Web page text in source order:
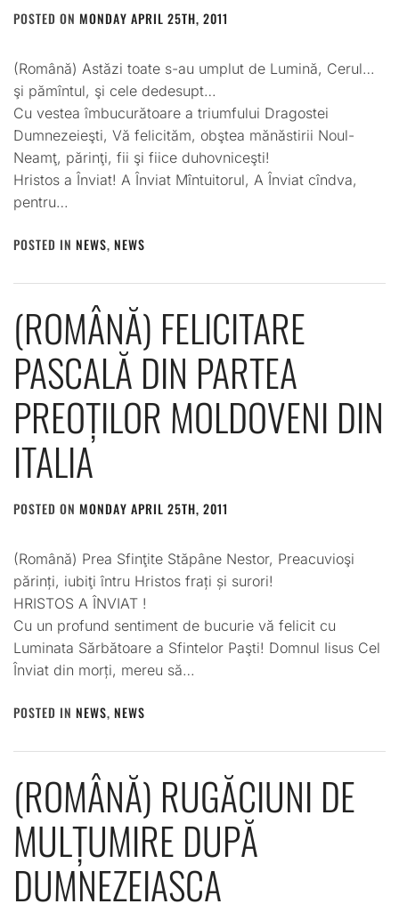
POSTED ON MONDAY APRIL 25TH, 2011
(Română) Astăzi toate s-au umplut de Lumină, Cerul…
şi pămîntul, şi cele dedesupt…
Cu vestea îmbucurătoare a triumfului Dragostei
Dumnezeieşti, Vă felicităm, obştea mănăstirii Noul-
Neamţ, părinţi, fii şi fiice duhovniceşti!
Hristos a Înviat! A Înviat Mîntuitorul, A Înviat cîndva,
pentru…
POSTED IN NEWS, NEWS
(ROMÂNĂ) FELICITARE
PASCALĂ DIN PARTEA
PREOȚILOR MOLDOVENI DIN
ITALIA
POSTED ON MONDAY APRIL 25TH, 2011
(Română) Prea Sfinţite Stăpâne Nestor, Preacuvioşi
părinți, iubiţi întru Hristos frați și surori!
HRISTOS A ÎNVIAT !
Cu un profund sentiment de bucurie vă felicit cu
Luminata Sărbătoare a Sfintelor Paşti! Domnul Iisus Cel
Înviat din morți, mereu să…
POSTED IN NEWS, NEWS
(ROMÂNĂ) RUGĂCIUNI DE
MULȚUMIRE DUPĂ
DUMNEZEIASCA